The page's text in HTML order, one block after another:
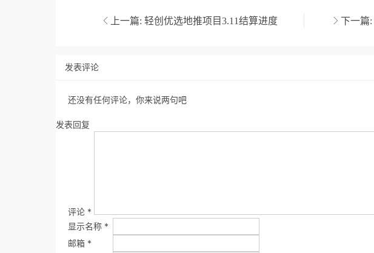
上一篇: 轻创优选地推项目3.11结算进度 下一篇:
发表评论
还没有任何评论，你来说两句吧
发表回复
评论 *
显示名称 *
邮箱 *